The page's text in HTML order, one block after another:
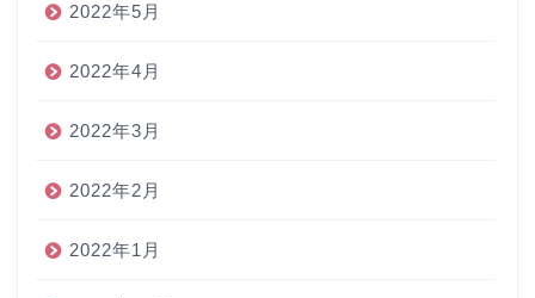
2022年5月
2022年4月
2022年3月
2022年2月
2022年1月